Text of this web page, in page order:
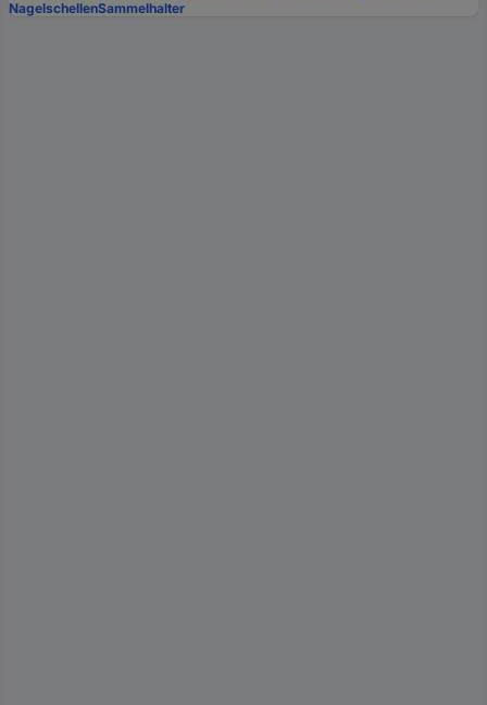
NagelschellenSammelhalter